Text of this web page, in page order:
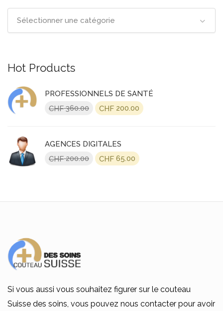
Sélectionner une catégorie
Hot Products
PROFESSIONNELS DE SANTÉ
CHF360.00
Le
était :
CHF 360.00.
CHF 200.00 Le
AGENCES DIGITALES
CHF200.00
Le
CHF 200.00.
CHF 65.00 Le
CHF 65.00.
Si vous aussi vous souhaitez figurer sur le couteau
Suisse des soins, vous pouvez nous contacter pour avoir